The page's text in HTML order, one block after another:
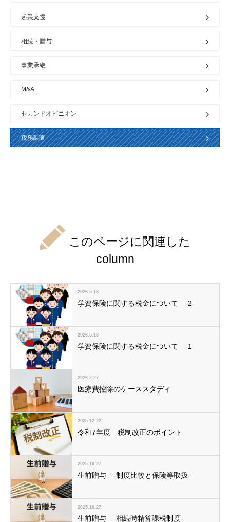
起業支援
相続・贈与
事業承継
M&A
セカンドオピニオン
税務調査
このページに関連した
column
2026.5.18
学資保険に関する税金について -2-
2026.5.18
学資保険に関する税金について -1-
2026.2.27
医療費控除のケーススタディ
2025.12.22
令和7年度 税制改正のポイント
2025.10.27
生前贈与 -制度比較と保険等取扱-
2025.10.27
生前贈与 -相続時精算課税制度-